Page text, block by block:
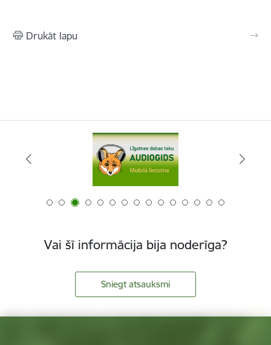
Drukāt lapu
Vai šī informācija bija noderīga?
Sniegt atsauksmi